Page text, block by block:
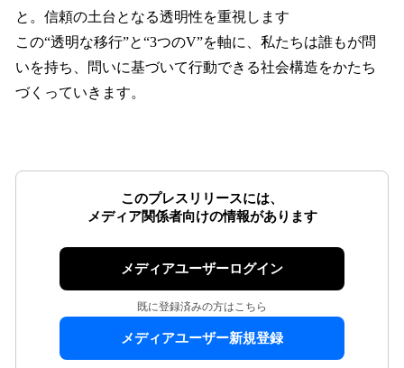
と。信頼の土台となる透明性を重視します
この“透明な移行”と“3つのV”を軸に、私たちは誰もが問
いを持ち、問いに基づいて行動できる社会構造をかたち
づくっていきます。
このプレスリリースには、
メディア関係者向けの情報があります
メディアユーザーログイン
既に登録済みの方はこちら
メディアユーザー新規登録